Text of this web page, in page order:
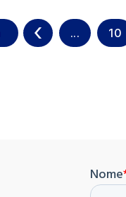
« ... 10